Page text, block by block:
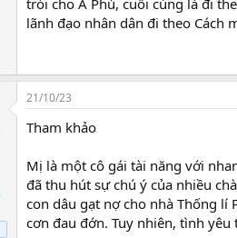
lãnh đạo nhân dân đi theo Cách
21/10/23
Tham khảo
Mị là một cô gái tài năng với
đã thu hút sự chú ý của nhiều
con dâu gạt nợ cho nhà Thống lí
cơn đau đớn. Tuy nhiên, tình